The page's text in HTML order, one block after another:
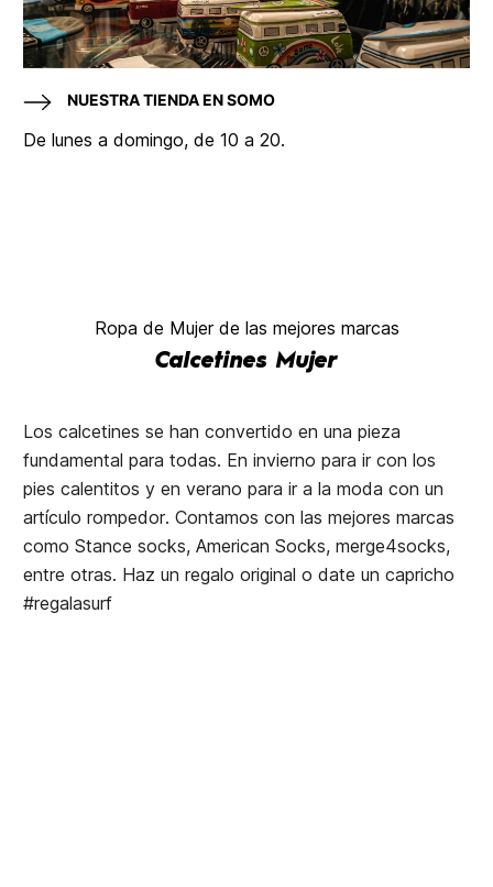
NUESTRA TIENDA EN SOMO
De lunes a domingo, de 10 a 20.
Ropa de Mujer de las mejores marcas
Calcetines Mujer
Los calcetines se han convertido en una pieza
fundamental para todas. En invierno para ir con los
pies calentitos y en verano para ir a la moda con un
artículo rompedor. Contamos con las mejores marcas
como Stance socks, American Socks, merge4socks,
entre otras. Haz un regalo original o date un capricho
#regalasurf